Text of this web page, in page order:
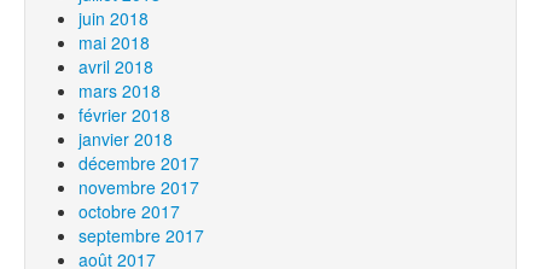
juin 2018
mai 2018
avril 2018
mars 2018
février 2018
janvier 2018
décembre 2017
novembre 2017
octobre 2017
septembre 2017
août 2017